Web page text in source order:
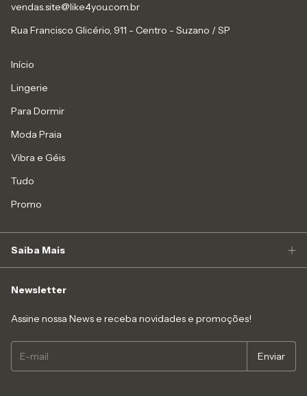
vendas.site@like4you.com.br
Rua Francisco Glicério, 911 - Centro - Suzano / SP
Início
Lingerie
Para Dormir
Moda Praia
Vibra e Géis
Tudo
Promo
Saiba Mais
Newsletter
Assine nossa News e receba novidades e promoções!